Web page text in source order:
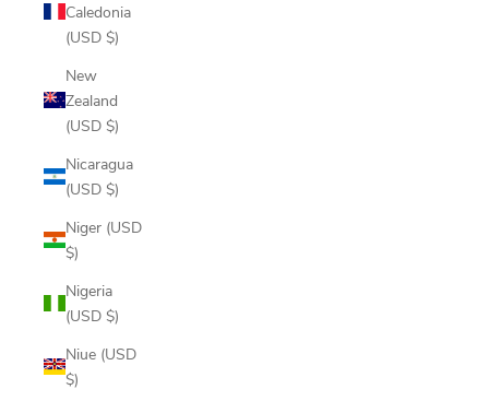
Caledonia
(USD $)
New
Zealand
(USD $)
Nicaragua
(USD $)
Niger (USD
$)
Nigeria
(USD $)
Niue (USD
$)